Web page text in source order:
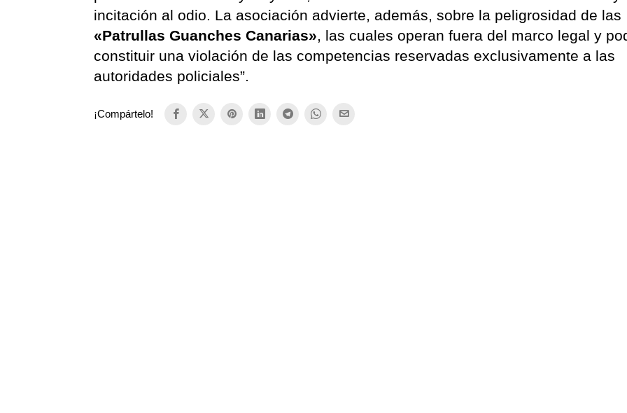
incitación al odio. La asociación advierte, además, sobre la peligrosidad de las
«Patrullas Guanches Canarias», las cuales operan fuera del marco legal y
constituir una violación de las competencias reservadas exclusivamente a las
autoridades policiales”.
¡Compártelo!